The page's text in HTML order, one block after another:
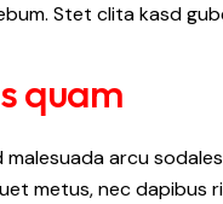
Stet clita kasd
quam
arcu
metus, nec dapibus